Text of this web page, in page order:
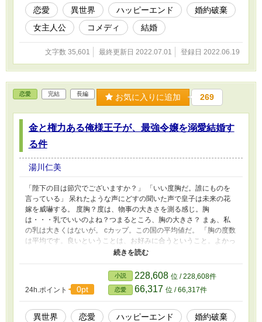
恋愛 異世界 ハッピーエンド
婚約破棄
女主人公
コメディ 結婚
文字数 35,601 最終更新日 2022.07.01 登録日 2022.06.19
恋愛 完結 長編 お気に入りに追加 269
金と権力ある俺様王子が、最強令嬢を溺愛結婚す
る件
湯川仁美
「陛下の目は節穴でございますか？」 「いい度胸だ。誰にものを
言っている」 呆れたような声にどすの聞いた声で皇子は未来の花
嫁を威嚇する。 度胸？度は、物事の大きさを測る感じ。胸
は・・・乳でいいのよね？つまるところ、胸の大きさ？ まぁ、私
の乳は大きくはないが。 cカップ。この国の平均値だ。 「胸の度数
は平均です。良いということは、お好みに合うということ。よかっ
たです。さて、話を戻しますが。殿下のその頭は飾り物でございま
すか？」 この美しき麗子令嬢はしれっと皇子の考えていることの
斜め45度の回答をいつもしてくる。 そんな、美人の秀才公爵令嬢
が、大帝国の次期国王の天才殿下と恋愛し、結婚するまでの話。
ジョーダナン大帝国の孫娘であり。 宝玉大帝国の鷺洲公爵家の公
爵令嬢である鷺洲麗子は天女、女神と呼ばれた祖母譲りの白い肌、
漆黒の黒髪、大きな瞳を持つ美女。 椅子に体を縛り付けて勉強し
24h.ポイント 0pt
小説 228,608 位 / 228,608件
恋愛 66,317 位 / 66,317件
異世界 恋愛 ハッピーエンド
婚約破棄